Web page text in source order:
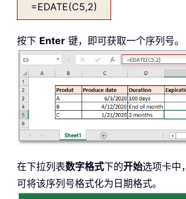
=EDATE(C5,2)
按下 Enter 键，即可获取一个序列号。
在下拉列表数字格式下的开始选项卡中
可将该序列号格式化为日期格式。